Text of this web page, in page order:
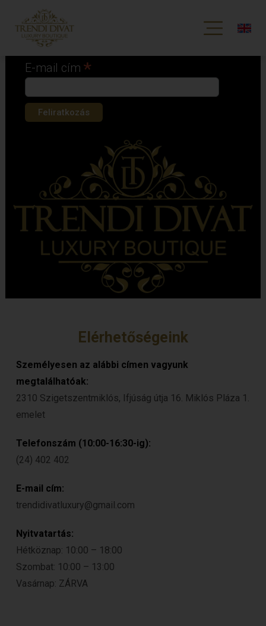
Iratkozz fel hírlevelünkre!
*
E-mail cím*
Elérhetőségeink
Személyesen az alábbi címen vagyunk
megtalálhatóak:
2310 Szigetszentmiklós, Ifjúság útja 16. Miklós Pláza 1.
emelet
Telefonszám (10:00-16:30-ig):
(24) 402 402
E-mail cím:
trendidivatluxury@gmail.com
Nyitvatartás:
Hétköznap: 10:00 – 18:00
Szombat: 10:00 – 13:00
Vasárnap: ZÁRVA